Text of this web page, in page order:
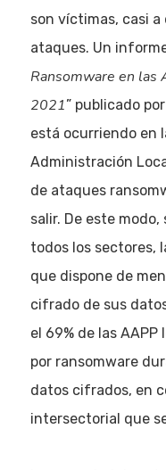
son víctimas, casi
ataques. Un
Ransomware en las
2021” publicado
está ocurriendo en
Administración
de ataques
salir. De este
todos los sectores,
que dispone de
cifrado de sus
el 69% de las
por ransomware
datos cifrados, en
intersectorial que